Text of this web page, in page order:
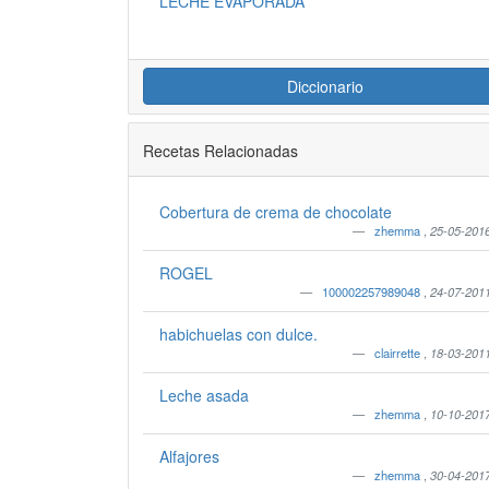
Diccionario
Recetas Relacionadas
Cobertura de crema de chocolate
zhemma ,25-05-
ROGEL
100002257989048 ,24-07-
habichuelas con dulce.
clairrette 18-03-
Leche asada
zhemma 10-10-
Alfajores
zhemma ,30-04-